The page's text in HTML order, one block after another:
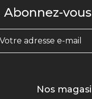
Abonnez-
Nos